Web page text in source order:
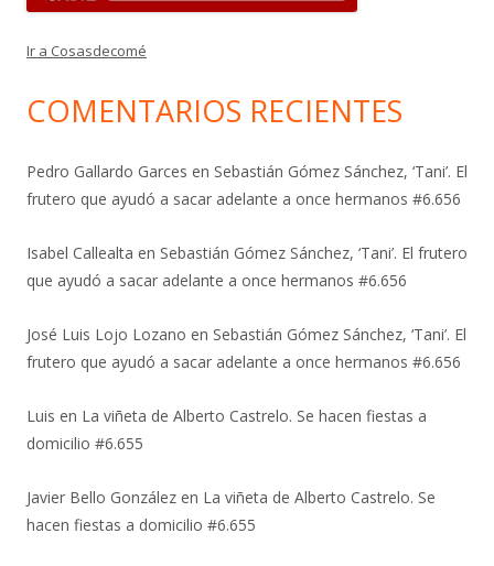
Ir a Cosasdecomé
COMENTARIOS RECIENTES
Pedro Gallardo Garces en Sebastián Gómez Sánchez, ‘Tani’. El
frutero que ayudó a sacar adelante a once hermanos #6.656
Isabel Callealta en Sebastián Gómez Sánchez, ‘Tani’. El frutero
que ayudó a sacar adelante a once hermanos #6.656
José Luis Lojo Lozano en Sebastián Gómez Sánchez, ‘Tani’. El
frutero que ayudó a sacar adelante a once hermanos #6.656
Luis en La viñeta de Alberto Castrelo. Se hacen fiestas a
domicilio #6.655
Javier Bello González en La viñeta de Alberto Castrelo. Se
hacen fiestas a domicilio #6.655